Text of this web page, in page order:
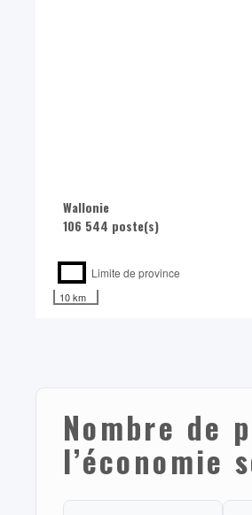
Wallonie
106 544 poste(s)
Limite de province
10 km
Nombre de
l’économie